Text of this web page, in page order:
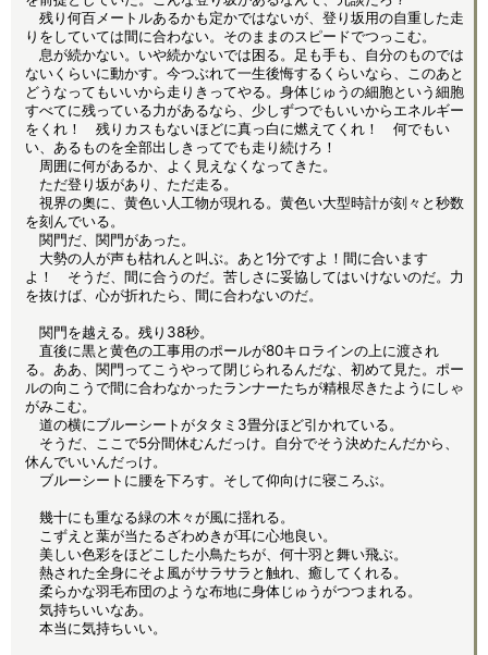
残り何百メートルあるかも定かではないが、登り坂用の自重した走
りをしていては間に合わない。そのままのスピードでつっこむ。
息が続かない。いや続かないでは困る。足も手も、自分のものでは
ないくらいに動かす。今つぶれて一生後悔するくらいなら、このあと
どうなってもいいから走りきってやる。身体じゅうの細胞という細胞
すべてに残っている力があるなら、少しずつでもいいからエネルギー
をくれ！ 残りカスもないほどに真っ白に燃えてくれ！ 何でもい
い、あるものを全部出しきってでも走り続けろ！
周囲に何があるか、よく見えなくなってきた。
ただ登り坂があり、ただ走る。
視界の奧に、黄色い人工物が現れる。黄色い大型時計が刻々と秒数
を刻んでいる。
関門だ、関門があった。
大勢の人が声も枯れんと叫ぶ。あと1分ですよ！間に合います
よ！ そうだ、間に合うのだ。苦しさに妥協してはいけないのだ。力
を抜けば、心が折れたら、間に合わないのだ。
関門を越える。残り38秒。
直後に黒と黄色の工事用のポールが80キロラインの上に渡され
る。ああ、関門ってこうやって閉じられるんだな、初めて見た。ポー
ルの向こうで間に合わなかったランナーたちが精根尽きたようにしゃ
がみこむ。
道の横にブルーシートがタタミ3畳分ほど引かれている。
そうだ、ここで5分間休むんだっけ。自分でそう決めたんだから、
休んでいいんだっけ。
ブルーシートに腰を下ろす。そして仰向けに寝ころぶ。
幾十にも重なる緑の木々が風に揺れる。
こずえと葉が当たるざわめきが耳に心地良い。
美しい色彩をほどこした小鳥たちが、何十羽と舞い飛ぶ。
熱された全身にそよ風がサラサラと触れ、癒してくれる。
柔らかな羽毛布団のような布地に身体じゅうがつつまれる。
気持ちいいなあ。
本当に気持ちいい。